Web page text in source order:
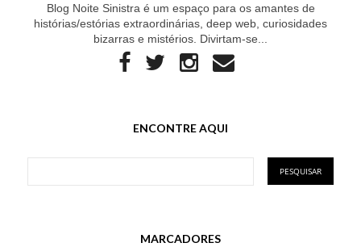
Blog Noite Sinistra é um espaço para os amantes de
histórias/estórias extraordinárias, deep web, curiosidades
bizarras e mistérios. Divirtam-se...
ENCONTRE AQUI
MARCADORES